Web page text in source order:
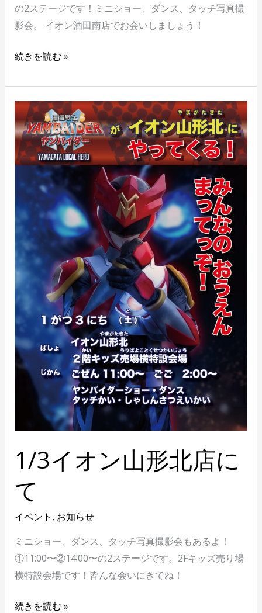
の2ステージです！ミニショー、ダンス、タッチ写真撮
影会。 イオン酒田南店でお会いしましょう！
続きを読む »
1/3イオン山形北店に
て
イベント , お知らせ
ミニショー、ダンス、タッチ写真撮影会もあるよ！
①11:00〜②14:00〜の2ステージです。2Fキッズ売り場
横特設会場です！皆んな会いにきてね！
1/3
イ
オ
ン
形
北
店
て
続きを読む »